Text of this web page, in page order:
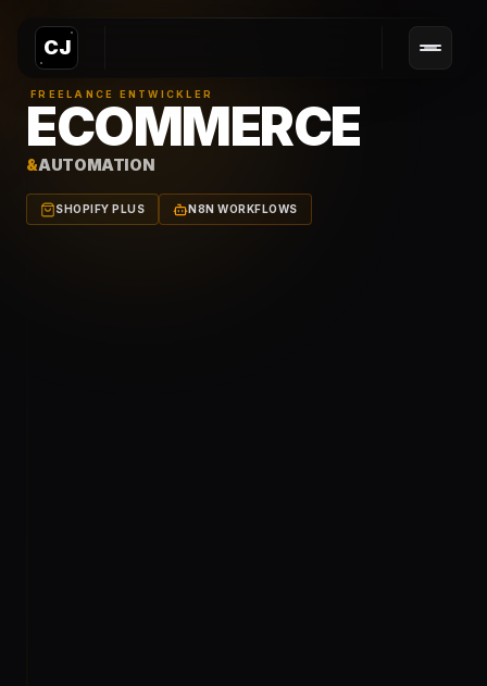
CJ
FREELANCE ENTWICKLER
ECOMMERCE
&AUTOMATION
SHOPIFY PLUS N8N WORKFLOWS